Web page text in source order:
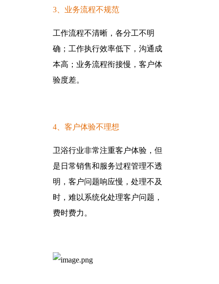
3、业务流程不规范
工作流程不清晰，各分工不明
确；工作执行效率低下，沟通成
本高；业务流程衔接慢，客户体
验度差。
4、客户体验不理想
卫浴行业非常注重客户体验，但
是日常销售和服务过程管理不透
明，客户问题响应慢，处理不及
时，难以系统化处理客户问题，
费时费力。